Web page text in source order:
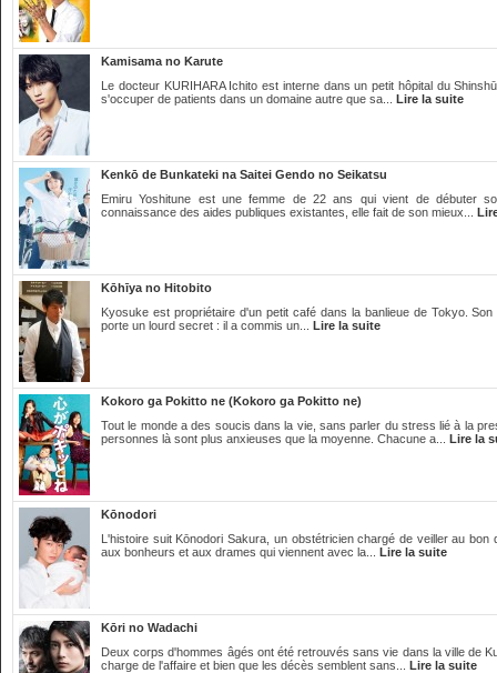
Kamisama no Karute
Le docteur KURIHARA Ichito est interne dans un petit hôpital du
s'occuper de patients dans un domaine autre que sa... Lire la suite
Kenkō de Bunkateki na Saitei Gendo no Seikatsu
Emiru Yoshitune est une femme de 22 ans qui vient de débuter
connaissance des aides publiques existantes, elle fait de son mieux...
Kōhīya no Hitobito
Kyosuke est propriétaire d'un petit café dans la banlieue de Tokyo.
porte un lourd secret : il a commis un... Lire la suite
Kokoro ga Pokitto ne (Kokoro ga Pokitto ne)
Tout le monde a des soucis dans la vie, sans parler du stress lié à la
personnes là sont plus anxieuses que la moyenne. Chacune a... Lire la
Kōnodori
L'histoire suit Kōnodori Sakura, un obstétricien chargé de veiller au
aux bonheurs et aux drames qui viennent avec la... Lire la suite
Kōri no Wadachi
Deux corps d'hommes âgés ont été retrouvés sans vie dans la ville de
charge de l'affaire et bien que les décès semblent sans... Lire la suite